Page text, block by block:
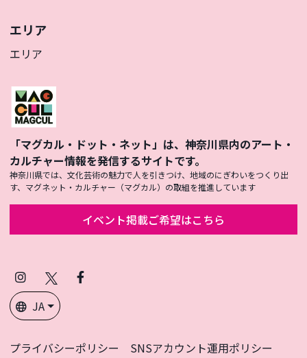
エリア
エリア
「マグカル・ドット・ネット」は、神奈川県内のアート・
カルチャー情報を発信するサイトです。
神奈川県では、文化芸術の魅力で人を引きつけ、地域のにぎわいをつくり出
す、マグネット・カルチャー（マグカル）の取組を推進しています
イベント掲載ご希望はこちら
Instagram
(Twitter)
Facebook
JA
プライバシーポリシー
SNSアカウント運用ポリシー